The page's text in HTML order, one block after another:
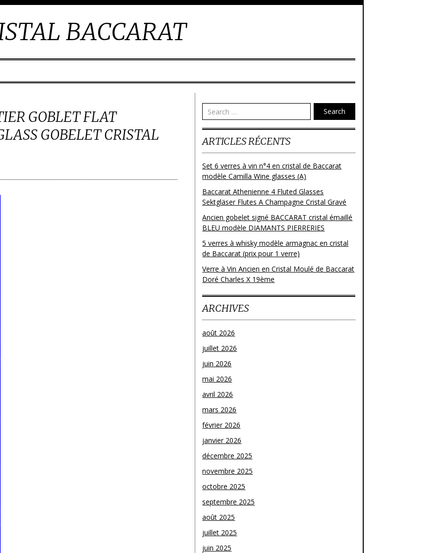
BACCARAT
GOBLET FLAT
GOBELET CRISTAL
Search
ARTICLES RÉCENTS
Set 6 verres à vin n°4 en cristal de Baccarat
modèle Camilla Wine glasses (A)
Baccarat Athenienne 4 Fluted Glasses
Sektgläser Flutes A Champagne Cristal Gravé
Ancien gobelet signé BACCARAT cristal émaillé
BLEU modèle DIAMANTS PIERRERIES
5 verres à whisky modèle armagnac en cristal
de Baccarat (prix pour 1 verre)
Verre à Vin Ancien en Cristal Moulé de Baccarat
Doré Charles X 19ème
ARCHIVES
août 2026
juillet 2026
juin 2026
mai 2026
avril 2026
mars 2026
février 2026
janvier 2026
décembre 2025
novembre 2025
octobre 2025
septembre 2025
août 2025
juillet 2025
juin 2025